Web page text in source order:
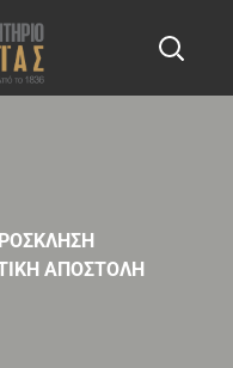
ΑΠΟΣΤΟΛΗ